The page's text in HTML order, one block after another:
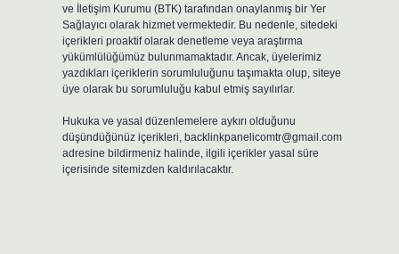
ve İletişim Kurumu (BTK) tarafından onaylanmış bir Yer
Sağlayıcı olarak hizmet vermektedir. Bu nedenle, sitedeki
içerikleri proaktif olarak denetleme veya araştırma
yükümlülüğümüz bulunmamaktadır. Ancak, üyelerimiz
yazdıkları içeriklerin sorumluluğunu taşımakta olup, siteye
üye olarak bu sorumluluğu kabul etmiş sayılırlar.
Hukuka ve yasal düzenlemelere aykırı olduğunu
düşündüğünüz içerikleri, backlinkpanelicomtr@gmail.com
adresine bildirmeniz halinde, ilgili içerikler yasal süre
içerisinde sitemizden kaldırılacaktır.